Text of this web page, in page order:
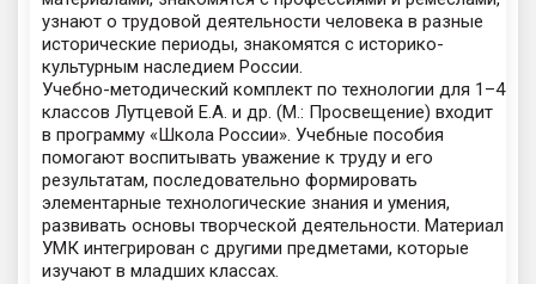
узнают о трудовой деятельности человека в разные
исторические периоды, знакомятся с историко-
культурным наследием России.
Учебно-методический комплект по технологии для 1–4
классов Лутцевой Е.А. и др. (М.: Просвещение) входит
в программу «Школа России». Учебные пособия
помогают воспитывать уважение к труду и его
результатам, последовательно формировать
элементарные технологические знания и умения,
развивать основы творческой деятельности. Материал
УМК интегрирован с другими предметами, которые
изучают в младших классах.